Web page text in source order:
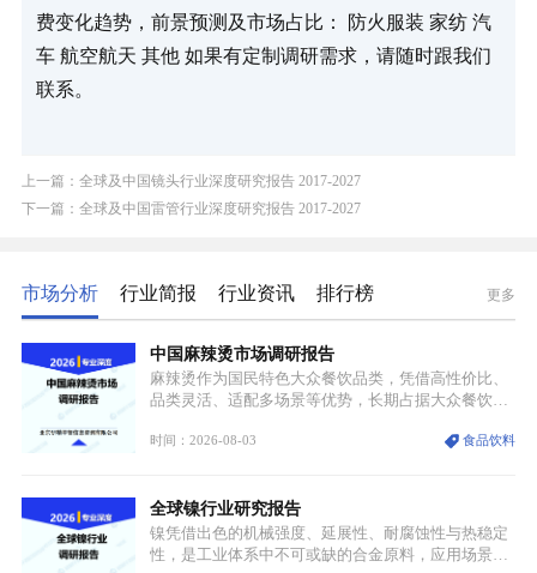
费变化趋势，前景预测及市场占比： 防火服装 家纺 汽
车 航空航天 其他 如果有定制调研需求，请随时跟我们
联系。
上一篇：全球及中国镜头行业深度研究报告 2017-2027
下一篇：全球及中国雷管行业深度研究报告 2017-2027
市场分析 行业简报 行业资讯 排行榜 更多
中国麻辣烫市场调研报告
麻辣烫作为国民特色大众餐饮品类，凭借高性价比、
品类灵活、适配多场景等优势，长期占据大众餐饮重
型，叠加消费需求升级、线上流量变革、新零售业态
特点，在消费、创业、政策、技术多重驱动下，依旧
具备强劲的发展活力。
时间：2026-08-03 食品饮料
全球镍行业研究报告
镍凭借出色的机械强度、延展性、耐腐蚀性与热稳定
性，是工业体系中不可或缺的合金原料，应用场景横